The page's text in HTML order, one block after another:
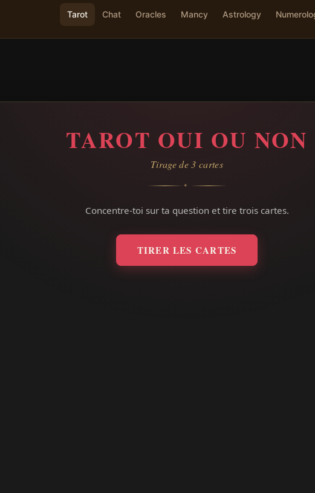
Tarot Chat Oracles Mancy Astrology
TAROT OUI OU NON
Tirage de 3 cartes
✦
Concentre-toi sur ta question et tire trois cartes.
TIRER LES CARTES